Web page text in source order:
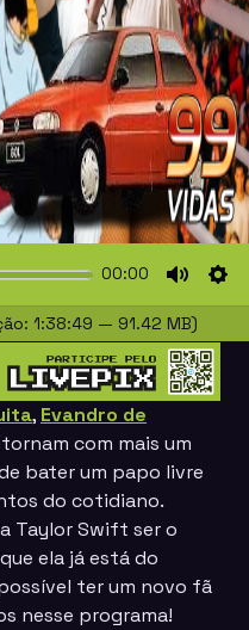
00:00
Mute
1:38:49 — 91.42 MB)
, Evandro de
com mais um
bater um papo livre
do cotidiano.
Taylor Swift ser o
ela já está do
ter um novo fã
nesse programa!